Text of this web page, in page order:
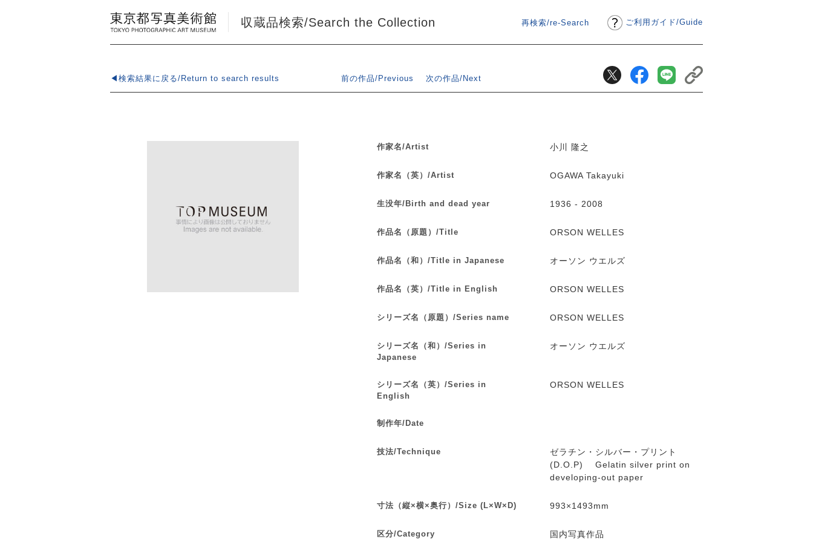
ご利用ガイド/Guide
収蔵品検索/Search the Collection 再検索/re-Search
◀検索結果に戻る/Return to search results 前の作品/Previous 次の作品/Next
作家名/Artist 小川 隆之
作家名（英）/Artist OGAWA Takayuki
生没年/Birth and dead year 1936 - 2008
作品名（原題）/Title ORSON WELLES
作品名（和）/Title in Japanese オーソン ウエルズ
作品名（英）/Title in English ORSON WELLES
シリーズ名（原題）/Series name ORSON WELLES
シリーズ名（和）/Series in
Japanese
オーソン ウエルズ
シリーズ名（英）/Series in
English
ORSON WELLES
制作年/Date
技法/Technique
ゼラチン・シルバー・プリント
(D.O.P) Gelatin silver print on
developing-out paper
寸法（縦×横×奥行）/Size (L×W×D) 993×1493mm
区分/Category 国内写真作品